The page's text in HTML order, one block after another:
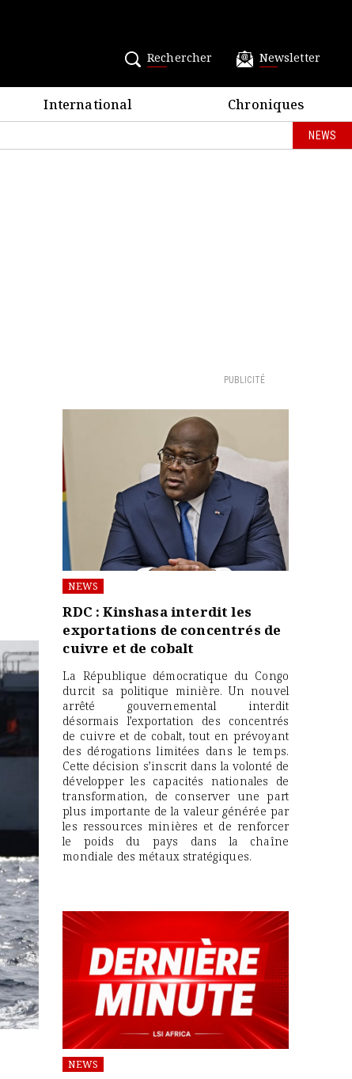
Rechercher Newsletter
International Chroniques
NEWS
PUBLICITÉ
NEWS
RDC : Kinshasa interdit les
exportations de concentrés de
cuivre et de cobalt
La République démocratique du Congo
durcit sa politique minière. Un nouvel
arrêté gouvernemental interdit
désormais l’exportation des concentrés
de cuivre et de cobalt, tout en prévoyant
des dérogations limitées dans le temps.
Cette décision s’inscrit dans la volonté de
développer les capacités nationales de
transformation, de conserver une part
plus importante de la valeur générée par
les ressources minières et de renforcer
le poids du pays dans la chaîne
mondiale des métaux stratégiques.
NEWS